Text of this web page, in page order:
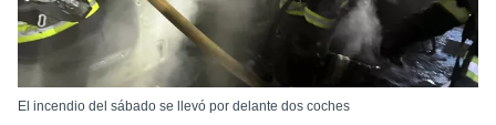
El incendio del sábado se llevó por delante dos coches